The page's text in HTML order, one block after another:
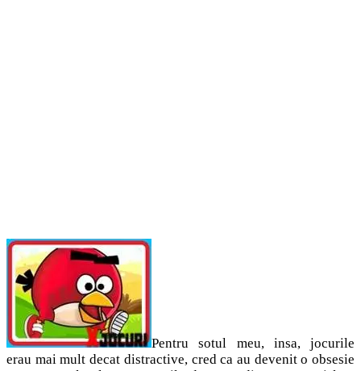
Pentru sotul meu, insa, jocurile
erau mai mult decat distractive, cred ca au devenit o obsesie